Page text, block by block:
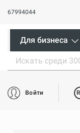
67994044
Для бизнеса
Войти